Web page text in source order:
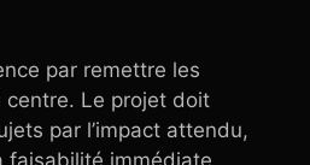
par remettre les
centre. Le projet doit
par l’impact attendu,
faisabilité immédiate.